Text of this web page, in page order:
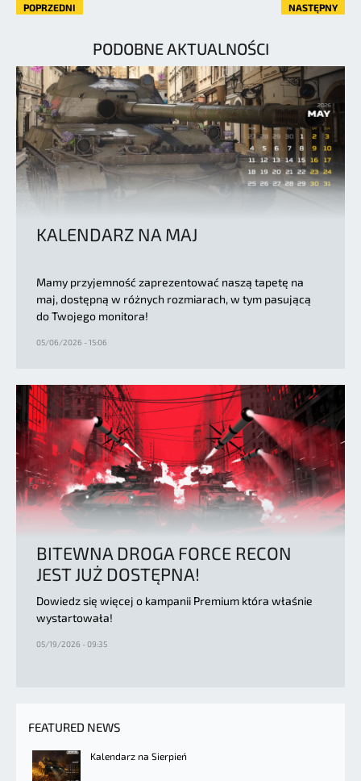
POPRZEDNI NASTĘPNY
PODOBNE AKTUALNOŚCI
KALENDARZ NA MAJ
Mamy przyjemność zaprezentować naszą tapetę na
maj, dostępną w różnych rozmiarach, w tym pasującą
do Twojego monitora!
05/06/2026 - 15:06
BITEWNA DROGA FORCE RECON
JEST JUŻ DOSTĘPNA!
Dowiedz się więcej o kampanii Premium która właśnie
wystartowała!
05/19/2026 - 09:35
FEATURED NEWS
Kalendarz na Sierpień